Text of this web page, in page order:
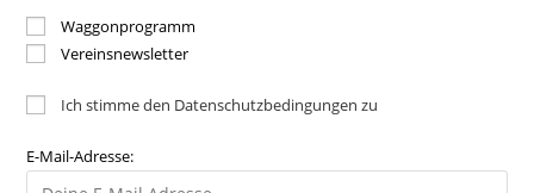
Waggonprogramm
Vereinsnewsletter
Ich stimme den Datenschutzbedingungen zu
E-Mail-Adresse: